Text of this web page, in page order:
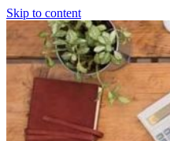
Skip to content